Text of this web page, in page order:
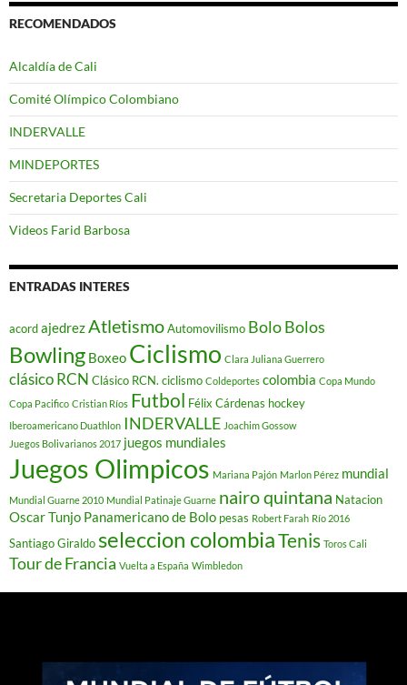
RECOMENDADOS
Alcaldía de Cali
Comité Olímpico Colombiano
INDERVALLE
MINDEPORTES
Secretaria Deportes Cali
Videos Farid Barbosa
ENTRADAS INTERES
acordajedrezAtletismoAutomovilismo BoloBolos
Bowling Boxeo Ciclismo Clara Juliana Guerrero
clásico RCN Clásico RCN. ciclismo Coldeportes colombia Copa Mundo
Copa Pacifico Cristian Ríos Futbol Félix Cárdenas hockey
Iberoamericano Duathlon INDERVALLE Joachim Gossow
Juegos Bolivarianos 2017 juegos mundiales
Juegos Olimpicos Mariana Pajón Marlon Pérez mundial
Mundial Guarne 2010 Mundial Patinaje Guarne nairo quintana Natacion
Oscar Tunjo Panamericano de Bolo pesas Robert Farah Río 2016
Santiago Giraldo seleccion colombiaTenis Toros Cali
Tour de Francia Vuelta a España Wimbledon